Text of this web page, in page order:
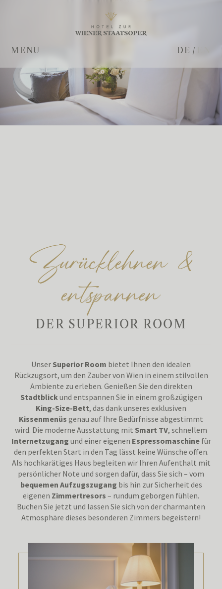
MENU DE /
Zurücklehnen &
entspannen
DER SUPERIOR ROOM
Unser Superior Room bietet Ihnen den idealen
Rückzugsort, um den Zauber von Wien in einem stilvollen
Ambiente zu erleben. Genießen Sie den direkten
Stadtblickund entspannen Sie in einem großzügigen
King-Size-Bett, das dank unseres exklusiven
Kissenmenüs genau auf Ihre Bedürfnisse abgestimmt
wird. Die moderne Ausstattung mit Smart TV, schnellem
Internetzugang und einer eigenen Espressomaschinefür
den perfekten Start in den Tag lässt keine Wünsche offen.
Als hochkarätiges Haus begleiten wir Ihren Aufenthalt mit
persönlicher Note und sorgen dafür, dass Sie sich – vom
bequemen Aufzugszugang bis hin zur Sicherheit des
eigenen Zimmertresors – rundum geborgen fühlen.
Buchen Sie jetzt und lassen Sie sich von der charmanten
Atmosphäre dieses besonderen Zimmers begeistern!